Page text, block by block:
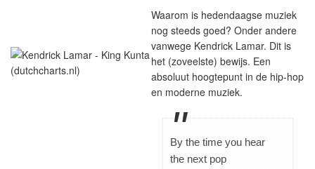
Waarom is hedendaagse muziek
nog steeds goed? Onder andere
vanwege Kendrick Lamar. Dit is
het (zoveelste) bewijs. Een
absoluut hoogtepunt in de hip-hop
en moderne muziek.
By the time you hear
the next pop